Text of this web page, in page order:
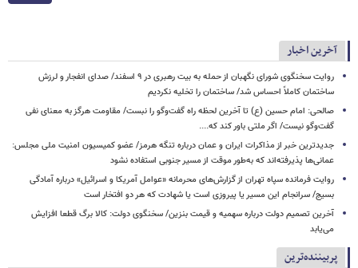
آخرین اخبار
روایت سخنگوی شورای نگهبان از حمله به بیت رهبری در ۹ اسفند/ صدای انفجار و لرزش
ساختمان کاملاً احساس شد/ ساختمان را تخلیه نکردیم
صالحی: امام حسین (ع) تا آخرین لحظه راه گفت‌وگو را نبست/ مقاومت هرگز به معنای نفی
گفت‌وگو نیست/ اگر ملتی باور کند که....
جدیدترین خبر از مذاکرات ایران و عمان درباره تنگه هرمز/ عضو کمیسیون امنیت ملی مجلس:
عمانی‌ها پذیرفته‌اند که به‌طور موقت از مسیر جنوبی استفاده نشود
روایت فرمانده سپاه تهران از گزارش‌های محرمانه «عوامل آمریکا و اسرائیل» درباره آمادگی
بسیج/ سرانجام این مسیر یا پیروزی است یا شهادت که هر دو افتخار است
آخرین تصمیم دولت درباره سهمیه و قیمت بنزین/ سخنگوی دولت: کالا برگ قطعا افزایش
می‌یابد
پربیننده‌ترین